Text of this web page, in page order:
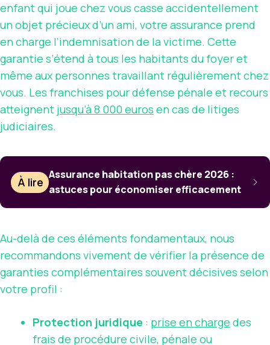
enfant qui joue chez vous casse accidentellement
un objet précieux d’un ami, votre assurance prend
en charge l’indemnisation de la victime. Cette
garantie s’étend à tous les habitants du foyer et
même aux personnes travaillant régulièrement chez
vous. Les franchises pour défense pénale et recours
atteignent jusqu’à 8 000 euros en cas de litiges
judiciaires.
À lire
Assurance habitation pas chère 2026 :
astuces pour économiser efficacement
Au-delà de ces éléments fondamentaux, nous
recommandons vivement de vérifier la présence de
garanties complémentaires souvent décisives selon
votre profil :
Protection juridique : prise en charge des
frais de procédure civile, pénale ou